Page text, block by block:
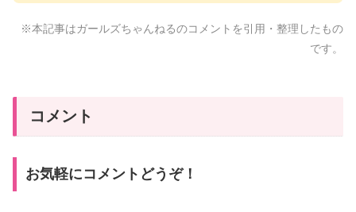
※本記事はガールズちゃんねるのコメントを引用・整理したもの
です。
コメント
お気軽にコメントどうぞ！